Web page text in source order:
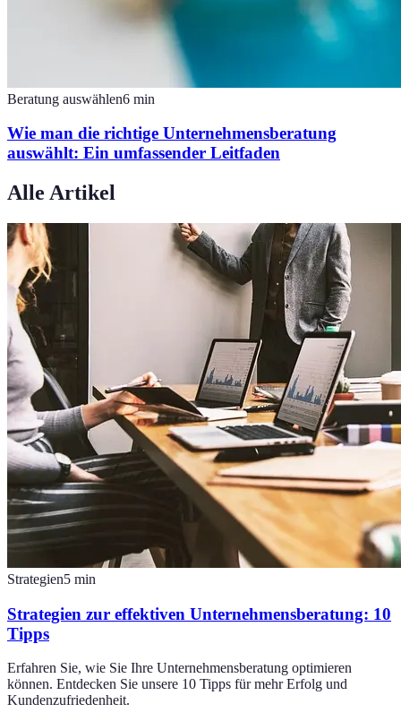
Beratung auswählen6 min
Wie man die richtige Unternehmensberatung
auswählt: Ein umfassender Leitfaden
Alle Artikel
Strategien5 min
Strategien zur effektiven Unternehmensberatung: 10
Tipps
Erfahren Sie, wie Sie Ihre Unternehmensberatung optimieren
können. Entdecken Sie unsere 10 Tipps für mehr Erfolg und
Kundenzufriedenheit.